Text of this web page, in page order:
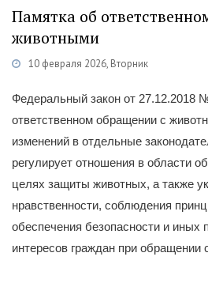
Памятка об
животными
10 февраля 2026, Вторник
Федеральный закон от 27.12.2018
ответственном обращении с
изменений в отдельные
регулирует отношения в области
целях защиты животных, а также
нравственности, соблюдения
обеспечения безопасности и иных
интересов граждан при обращении